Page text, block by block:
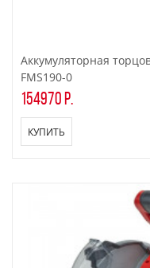
Аккумуляторная
FMS190-0
154970 р.
КУПИТЬ